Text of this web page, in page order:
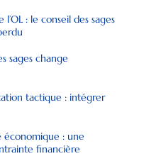
: le conseil des sages
sages change
tactique : intégrer
: une
financière